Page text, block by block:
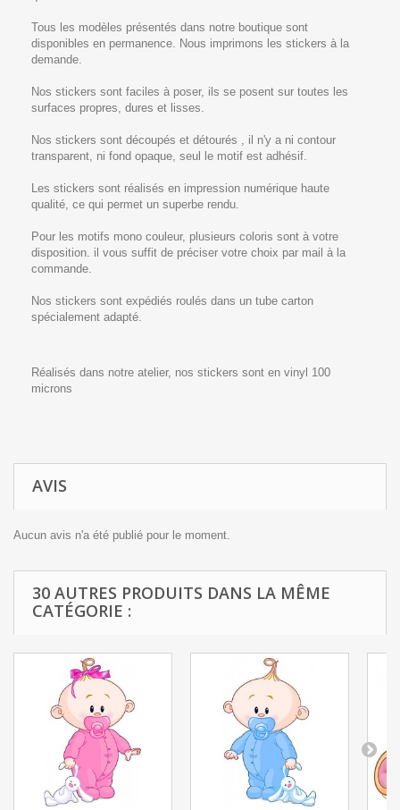
Tous les modèles présentés dans notre boutique sont
disponibles en permanence. Nous imprimons les stickers à la
demande.
Nos stickers sont faciles à poser, ils se posent sur toutes les
surfaces propres, dures et lisses.
Nos stickers sont découpés et détourés , il n'y a ni contour
transparent, ni fond opaque, seul le motif est adhésif.
Les stickers sont réalisés en impression numérique haute
qualité, ce qui permet un superbe rendu.
Pour les motifs mono couleur, plusieurs coloris sont à votre
disposition. il vous suffit de préciser votre choix par mail à la
commande.
Nos stickers sont expédiés roulés dans un tube carton
spécialement adapté.
Réalisés dans notre atelier, nos stickers sont en vinyl 100
microns
AVIS
Aucun avis n'a été publié pour le moment.
30 AUTRES PRODUITS DANS LA MÊME
CATÉGORIE :